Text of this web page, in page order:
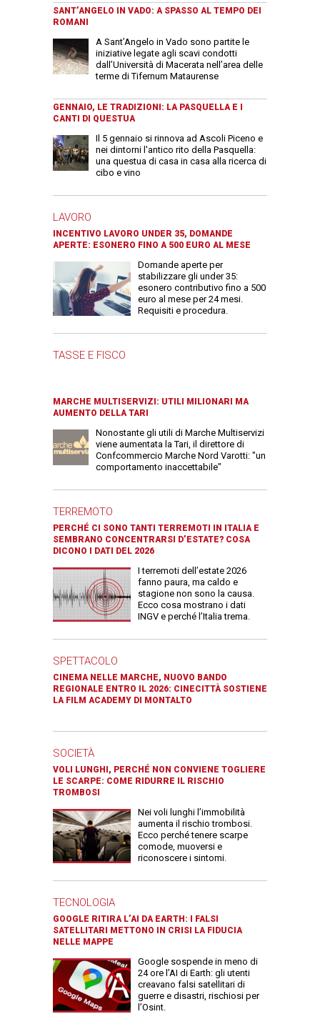
SANT’ANGELO IN VADO: A SPASSO AL TEMPO DEI
ROMANI
A Sant’Angelo in Vado sono partite le
iniziative legate agli scavi condotti
dall’Università di Macerata nell’area delle
terme di Tifernum Mataurense
GENNAIO, LE TRADIZIONI: LA PASQUELLA E I
CANTI DI QUESTUA
Il 5 gennaio si rinnova ad Ascoli Piceno e
nei dintorni l'antico rito della Pasquella:
una questua di casa in casa alla ricerca di
cibo e vino
LAVORO
INCENTIVO LAVORO UNDER 35, DOMANDE
APERTE: ESONERO FINO A 500 EURO AL MESE
Domande aperte per
stabilizzare gli under 35:
esonero contributivo fino a 500
euro al mese per 24 mesi.
Requisiti e procedura.
TASSE E FISCO
MARCHE MULTISERVIZI: UTILI MILIONARI MA
AUMENTO DELLA TARI
Nonostante gli utili di Marche Multiservizi
viene aumentata la Tari, il direttore di
Confcommercio Marche Nord Varotti: "un
comportamento inaccettabile"
TERREMOTO
PERCHÉ CI SONO TANTI TERREMOTI IN ITALIA E
SEMBRANO CONCENTRARSI D’ESTATE? COSA
DICONO I DATI DEL 2026
I terremoti dell’estate 2026
fanno paura, ma caldo e
stagione non sono la causa.
Ecco cosa mostrano i dati
INGV e perché l’Italia trema.
SPETTACOLO
CINEMA NELLE MARCHE, NUOVO BANDO
REGIONALE ENTRO IL 2026: CINECITTÀ SOSTIENE
LA FILM ACADEMY DI MONTALTO
SOCIETÀ
VOLI LUNGHI, PERCHÉ NON CONVIENE TOGLIERE
LE SCARPE: COME RIDURRE IL RISCHIO
TROMBOSI
Nei voli lunghi l’immobilità
aumenta il rischio trombosi.
Ecco perché tenere scarpe
comode, muoversi e
riconoscere i sintomi.
TECNOLOGIA
GOOGLE RITIRA L’AI DA EARTH: I FALSI
SATELLITARI METTONO IN CRISI LA FIDUCIA
NELLE MAPPE
Google sospende in meno di
24 ore l’AI di Earth: gli utenti
creavano falsi satellitari di
guerre e disastri, rischiosi per
l’Osint.